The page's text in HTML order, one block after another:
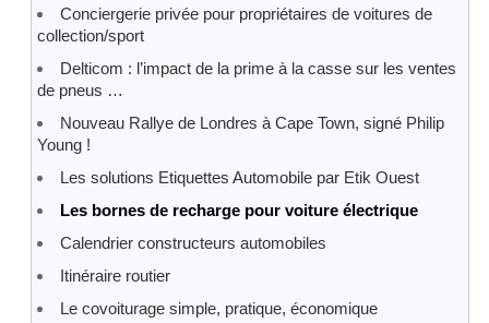
Conciergerie privée pour propriétaires de voitures de
collection/sport
Delticom : l’impact de la prime à la casse sur les ventes
de pneus …
Nouveau Rallye de Londres à Cape Town, signé Philip
Young !
Les solutions Etiquettes Automobile par Etik Ouest
Les bornes de recharge pour voiture électrique
Calendrier constructeurs automobiles
Itinéraire routier
Le covoiturage simple, pratique, économique